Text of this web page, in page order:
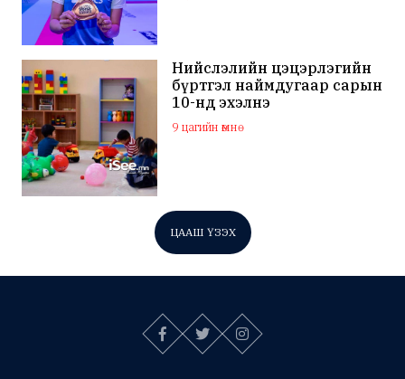
Нийслэлийн цэцэрлэгийн
бүртгэл наймдугаар сарын
10-нд эхэлнэ
9 цагийн өмнө
ЦААШ ҮЗЭХ